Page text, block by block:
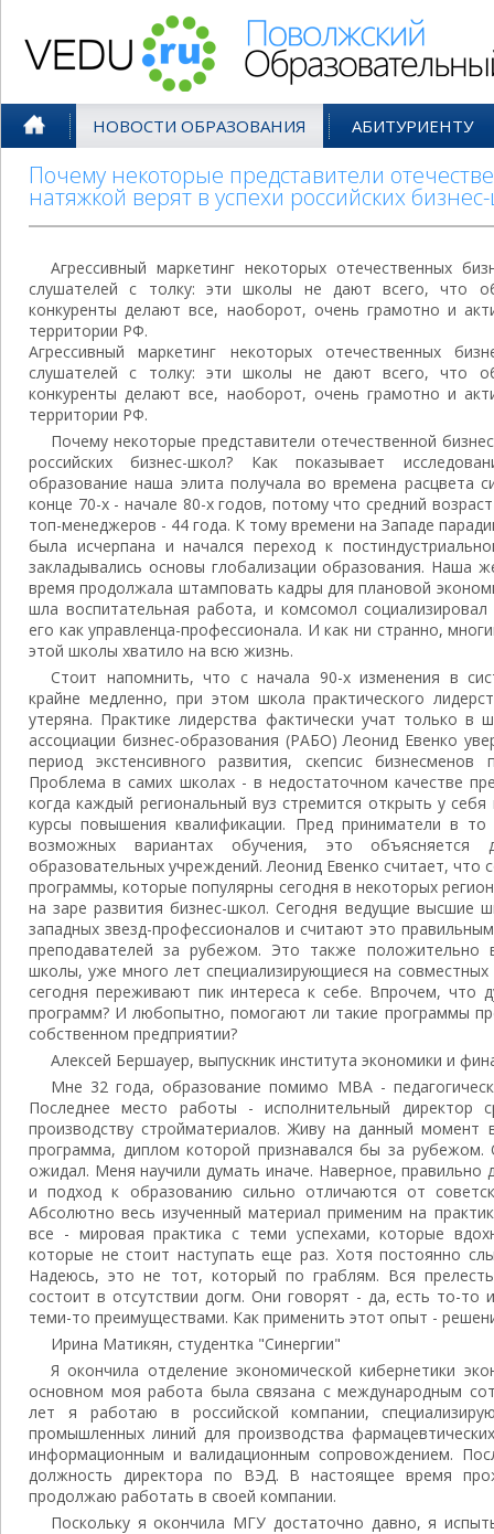
НОВОСТИ ОБРАЗОВАНИЯ АБИТУРИЕНТУ
Почему некоторые представители
натяжкой верят в успехи российских
Агрессивный маркетинг некоторых отечественных
слушателей с толку: эти школы не дают всего, что
конкуренты делают все, наоборот, очень грамотно и
территории РФ.
Агрессивный маркетинг некоторых отечественных
слушателей с толку: эти школы не дают всего, что
конкуренты делают все, наоборот, очень грамотно и
территории РФ.
Почему некоторые представители отечественной
российских бизнес-школ? Как показывает
образование наша элита получала во времена расцвета
конце 70-х - начале 80-х годов, потому что средний
топ-менеджеров - 44 года. К тому времени на Западе
была исчерпана и начался переход к
закладывались основы глобализации образования. Наша
время продолжала штамповать кадры для плановой
шла воспитательная работа, и комсомол
его как управленца-профессионала. И как ни странно,
этой школы хватило на всю жизнь.
Стоит напомнить, что с начала 90-х изменения в
крайне медленно, при этом школа практического
утеряна. Практике лидерства фактически учат только в
ассоциации бизнес-образования (РАБО) Леонид Евенко
период экстенсивного развития, скепсис
Проблема в самих школах - в недостаточном качестве
когда каждый региональный вуз стремится открыть у
курсы повышения квалификации. Пред приниматели в
возможных вариантах обучения, это объясняется
образовательных учреждений. Леонид Евенко считает, что
программы, которые популярны сегодня в некоторых
на заре развития бизнес-школ. Сегодня ведущие высшие
западных звезд-профессионалов и считают это
преподавателей за рубежом. Это также положительно
школы, уже много лет специализирующиеся на
сегодня переживают пик интереса к себе. Впрочем, что
программ? И любопытно, помогают ли такие программы
собственном предприятии?
Алексей Бершауер, выпускник института экономики и
Мне 32 года, образование помимо MBA -
Последнее место работы - исполнительный директор
производству стройматериалов. Живу на данный
программа, диплом которой признавался бы за
ожидал. Меня научили думать иначе. Наверное,
и подход к образованию сильно отличаются от
Абсолютно весь изученный материал применим на
все - мировая практика с теми успехами, которые
которые не стоит наступать еще раз. Хотя постоянно
Надеюсь, это не тот, который по граблям. Вся
состоит в отсутствии догм. Они говорят - да, есть то-то
теми-то преимуществами. Как применить этот опыт -
Ирина Матикян, студентка "Синергии"
Я окончила отделение экономической кибернетики
основном моя работа была связана с международным
лет я работаю в российской компании,
промышленных линий для производства
информационным и валидационным сопровождением.
должность директора по ВЭД. В настоящее время
продолжаю работать в своей компании.
Поскольку я окончила МГУ достаточно давно, я